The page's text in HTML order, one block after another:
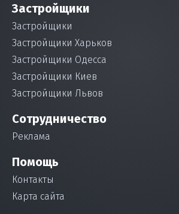
Застройщики
Застройщики
Застройщики Харьков
Застройщики Одесса
Застройщики Киев
Застройщики Львов
Сотрудничество
Реклама
Помощь
Контакты
Карта сайта